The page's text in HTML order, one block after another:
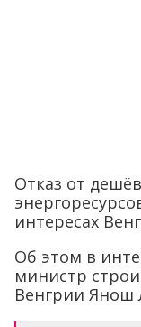
Отказ от
интересах
Об этом в
министр
Венгрии Янош